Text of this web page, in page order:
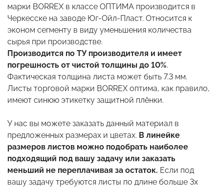
марки BORREX в классе ОПТИМА производится в
Черкесске на заводе Юг-Ойл-Пласт. Относится к
эконом сегменту в виду уменьшения количества
сырья при производстве.
Производится по ТУ производителя и имеет
погрешность от чистой толщины до 10%.
Фактическая толщина листа может быть 7.3 мм.
Листы торговой марки BORREX оптима, как правило,
имеют синюю этикетку защитной плёнки.
У нас вы можете заказать данный материал в
предложенных размерах и цветах. В линейке
размеров листов можно подобрать наиболее
подходящий под вашу задачу или заказать
меньший не переплачивая за остаток. Если под
вашу задачу требуются листы по длине больше 3х